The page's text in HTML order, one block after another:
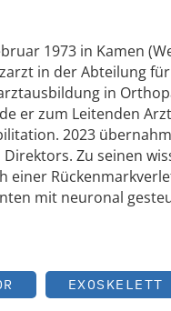
1973 in Kamen
in der Abteilung
in
er zum Leitenden
2023
Zu seinen
einer
mit neuronal
EXOSKELETT